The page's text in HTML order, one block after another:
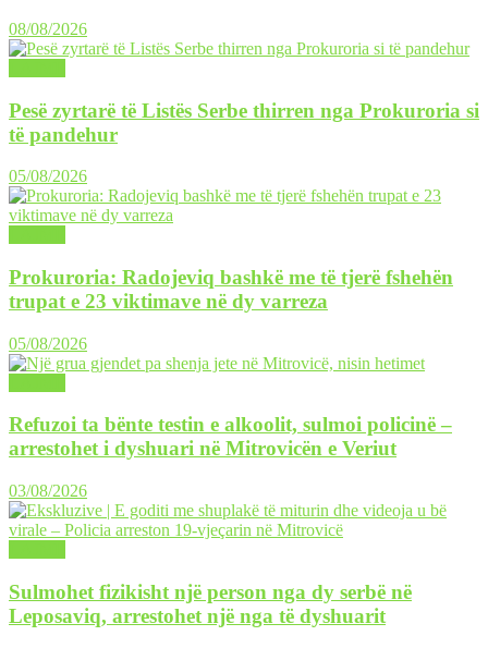
08/08/2026
Pesë zyrtarë të Listës Serbe thirren nga Prokuroria si
të pandehur
05/08/2026
Prokuroria: Radojeviq bashkë me të tjerë fshehën
trupat e 23 viktimave në dy varreza
05/08/2026
Refuzoi ta bënte testin e alkoolit, sulmoi policinë –
arrestohet i dyshuari në Mitrovicën e Veriut
03/08/2026
Sulmohet fizikisht një person nga dy serbë në
Leposaviq, arrestohet një nga të dyshuarit